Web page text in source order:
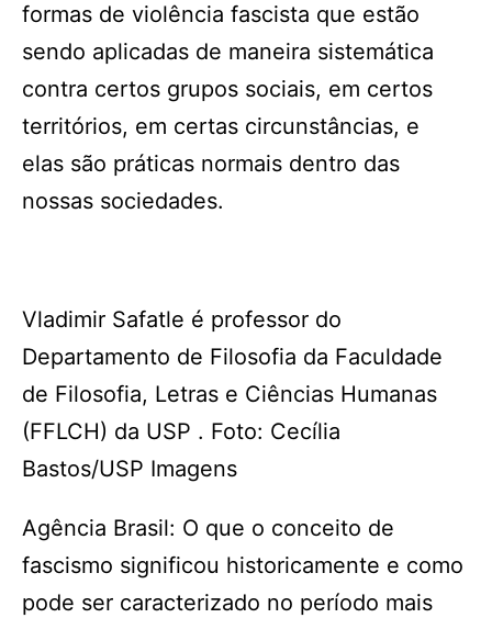
formas de violência fascista que estão
sendo aplicadas de maneira sistemática
contra certos grupos sociais, em certos
territórios, em certas circunstâncias, e
elas são práticas normais dentro das
nossas sociedades.
Vladimir Safatle é professor do
Departamento de Filosofia da Faculdade
de Filosofia, Letras e Ciências Humanas
(FFLCH) da USP . Foto: Cecília
Bastos/USP Imagens
Agência Brasil: O que o conceito de
fascismo significou historicamente e como
pode ser caracterizado no período mais